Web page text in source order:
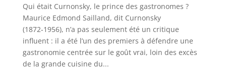
Qui était Curnonsky, le prince des gastronomes ?
Maurice Edmond Sailland, dit Curnonsky
(1872‑1956), n’a pas seulement été un critique
influent : il a été l’un des premiers à défendre une
gastronomie centrée sur le goût vrai, loin des excès
de la grande cuisine du...